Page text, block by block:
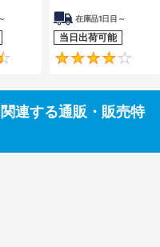
4.6
在庫品1日目～
当日出荷可能
連する通販・販売特